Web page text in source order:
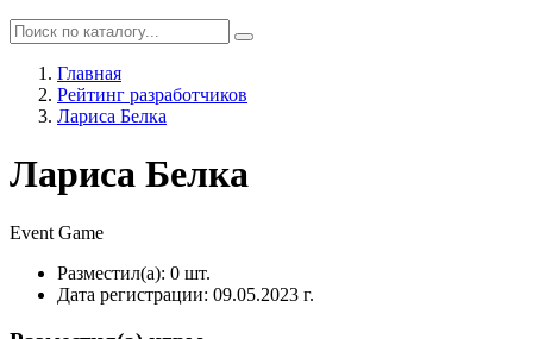
Главная
Рейтинг разработчиков
Лариса Белка
Лариса Белка
Event Game
Разместил(а): 0 шт.
Дата регистрации: 09.05.2023 г.